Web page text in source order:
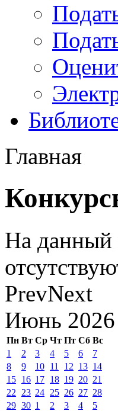
Главная
На данный
PrevNext
Июнь 2026
Пн Вт Ср Чт Пт Сб Вс
1
2 3 4 5 6
7
8
9 10 11 12 13 14
15 16 17 18 19 20 21
22
23 24 25 26 27 28
29 30 1 2 3 4
5